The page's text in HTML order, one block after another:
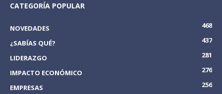
CATEGORÍA POPULAR
NOVEDADES
468
¿SABÍAS QUÉ?
437
LIDERAZGO
281
IMPACTO ECONÓMICO
276
EMPRESAS
256